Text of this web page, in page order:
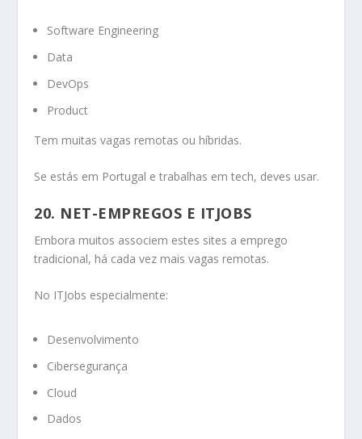
Software Engineering
Data
DevOps
Product
Tem muitas vagas remotas ou híbridas.
Se estás em Portugal e trabalhas em tech, deves usar.
20. NET-EMPREGOS E ITJOBS
Embora muitos associem estes sites a emprego
tradicional, há cada vez mais vagas remotas.
No ITJobs especialmente:
Desenvolvimento
Cibersegurança
Cloud
Dados